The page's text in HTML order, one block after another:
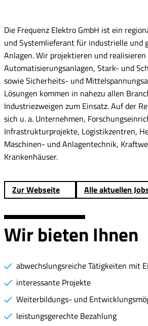
Die Frequenz Elektro GmbH ist ein
und Systemlieferant für industrielle und
Anlagen. Wir projektieren und realisieren
Automatisierungsanlagen, Stark- und
sowie Sicherheits- und
Lösungen kommen in nahezu allen
Industriezweigen zum Einsatz. Auf der
sich u. a. Unternehmen,
Infrastrukturprojekte, Logistikzentren,
Maschinen- und Anlagentechnik,
Krankenhäuser.
Zur Webseite Alle aktuellen
Wir bieten Ihnen
abwechslungsreiche Tätigkeiten mit
interessante Projekte
Weiterbildungs- und
leistungsgerechte Bezahlung